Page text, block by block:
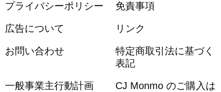
プライバシーポリシー 免責事項
広告について リンク
お問い合わせ
特定商取引法に基づく
表記
一般事業主行動計画
CJ Monmo のご購入は